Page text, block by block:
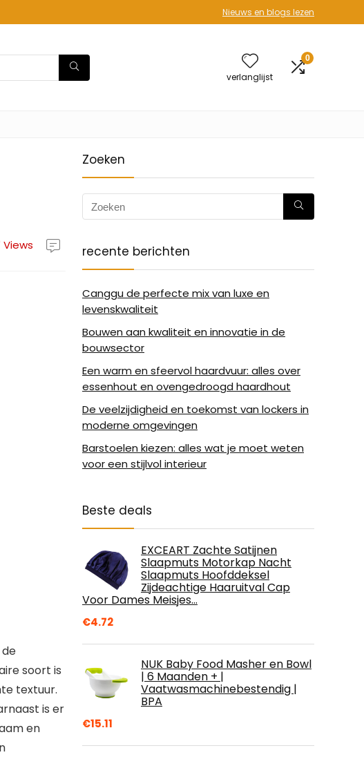
Nieuws en blogs lezen
verlanglijst
0
Views
soort is
textuur.
is er
en
Zoeken
recente berichten
Canggu de perfecte mix van luxe en
levenskwaliteit
Bouwen aan kwaliteit en innovatie in de
bouwsector
Een warm en sfeervol haardvuur: alles over
essenhout en ovengedroogd haardhout
De veelzijdigheid en toekomst van lockers in
moderne omgevingen
Barstoelen kiezen: alles wat je moet weten
voor een stijlvol interieur
Beste deals
EXCEART Zachte Satijnen
Slaapmuts Motorkap Nacht
Slaapmuts Hoofddeksel
Zijdeachtige Haaruitval Cap
Voor Dames Meisjes…
€4.72
NUK Baby Food Masher en Bowl
| 6 Maanden + |
Vaatwasmachinebestendig |
BPA
€15.11